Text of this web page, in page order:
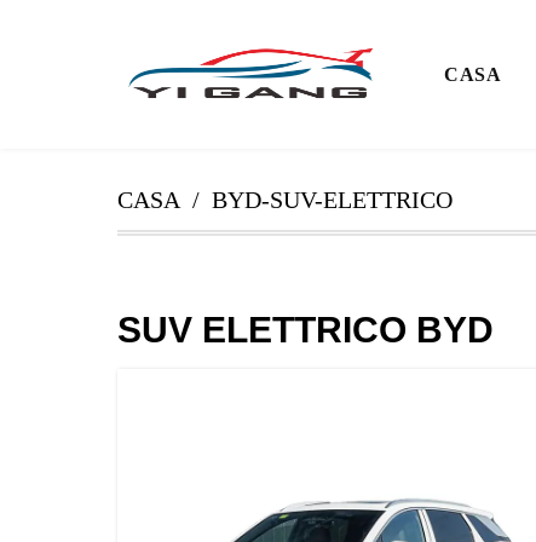
CASA
CASA BYD-SUV-ELETTRICO
SUV ELETTRICO BYD